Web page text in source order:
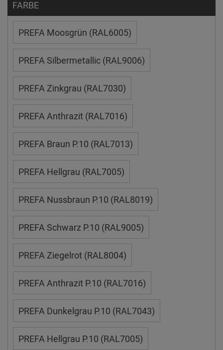
FARBE
PREFA Moosgrün (RAL6005)
PREFA Silbermetallic (RAL9006)
PREFA Zinkgrau (RAL7030)
PREFA Anthrazit (RAL7016)
PREFA Braun P.10 (RAL7013)
PREFA Hellgrau (RAL7005)
PREFA Nussbraun P.10 (RAL8019)
PREFA Schwarz P.10 (RAL9005)
PREFA Ziegelrot (RAL8004)
PREFA Anthrazit P.10 (RAL7016)
PREFA Dunkelgrau P.10 (RAL7043)
PREFA Hellgrau P.10 (RAL7005)